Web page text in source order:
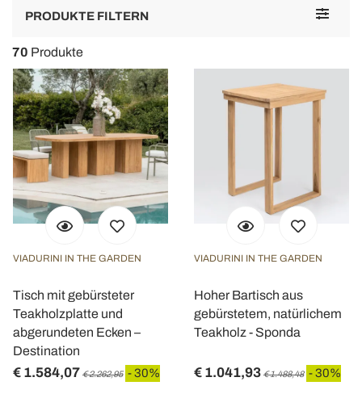
Toggle
PRODUKTE FILTERN
70 Produkte
VIADURINI IN THE GARDEN
Tisch mit gebürsteter
Teakholzplatte und
abgerundeten Ecken –
Destination
€ 1.584,07 € 2.262,95 - 30%
VIADURINI IN THE GARDEN
Hoher Bartisch aus
gebürstetem, natürlichem
Teakholz - Sponda
€ 1.041,93 € 1.488,48 - 30%